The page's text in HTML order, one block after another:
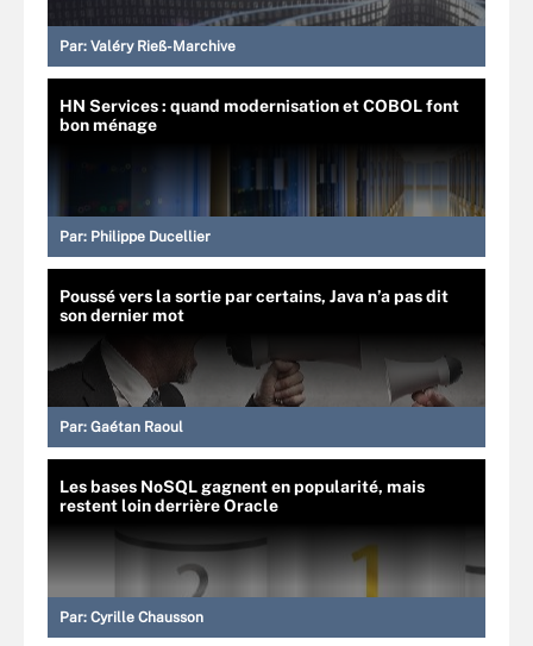
Par: Valéry Rieß-Marchive
HN Services : quand modernisation et COBOL font
bon ménage
Par: Philippe Ducellier
Poussé vers la sortie par certains, Java n’a pas dit
son dernier mot
Par: Gaétan Raoul
Les bases NoSQL gagnent en popularité, mais
restent loin derrière Oracle
Par: Cyrille Chausson